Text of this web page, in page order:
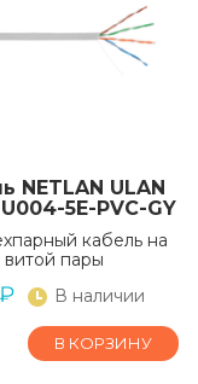
NETLAN ULAN
5E-PVC-GY
кабель на
витой пары
₽ В наличии
В КОРЗИНУ